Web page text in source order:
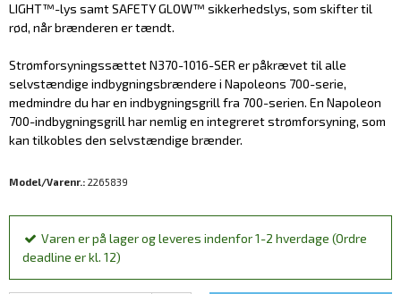
LIGHT™-lys samt SAFETY GLOW™ sikkerhedslys, som skifter til
rød, når brænderen er tændt.
Strømforsyningssættet N370-1016-SER er påkrævet til alle
selvstændige indbygningsbrændere i Napoleons 700-serie,
medmindre du har en indbygningsgrill fra 700-serien. En Napoleon
700-indbygningsgrill har nemlig en integreret strømforsyning, som
kan tilkobles den selvstændige brænder.
Model/Varenr.: 2265839
Varen er på lager og leveres indenfor 1-2 hverdage (Ordre
deadline er kl. 12)